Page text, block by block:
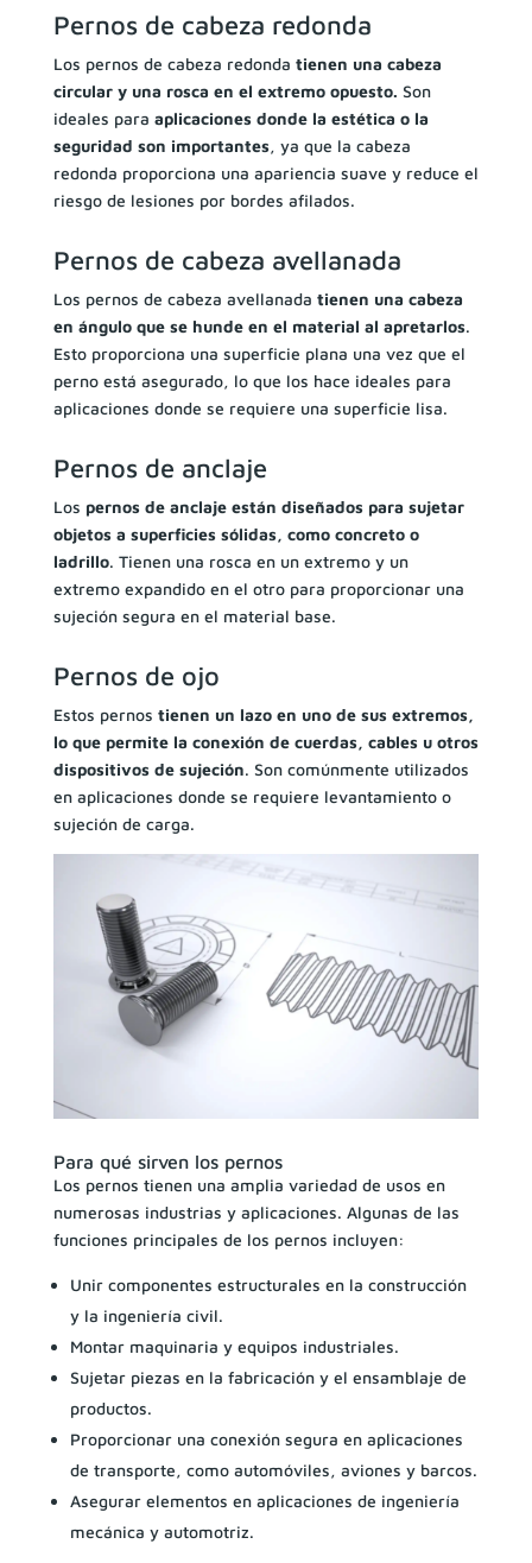
Pernos de cabeza redonda
Los pernos de cabeza redonda tienen una cabeza
circular y una rosca en el extremo opuesto. Son
ideales para aplicaciones donde la estética o la
seguridad son importantes, ya que la cabeza
redonda proporciona una apariencia suave y reduce el
riesgo de lesiones por bordes afilados.
Pernos de cabeza avellanada
Los pernos de cabeza avellanada tienen una cabeza
en ángulo que se hunde en el material al apretarlos.
Esto proporciona una superficie plana una vez que el
perno está asegurado, lo que los hace ideales para
aplicaciones donde se requiere una superficie lisa.
Pernos de anclaje
Los pernos de anclaje están diseñados para sujetar
objetos a superficies sólidas, como concreto o
ladrillo. Tienen una rosca en un extremo y un
extremo expandido en el otro para proporcionar una
sujeción segura en el material base.
Pernos de ojo
Estos pernos tienen un lazo en uno de sus extremos,
lo que permite la conexión de cuerdas, cables u otros
dispositivos de sujeción. Son comúnmente utilizados
en aplicaciones donde se requiere levantamiento o
sujeción de carga.
Para qué sirven los pernos
Los pernos tienen una amplia variedad de usos en
numerosas industrias y aplicaciones. Algunas de las
funciones principales de los pernos incluyen:
Unir componentes estructurales en la construcción
y la ingeniería civil.
Montar maquinaria y equipos industriales.
Sujetar piezas en la fabricación y el ensamblaje de
productos.
Proporcionar una conexión segura en aplicaciones
de transporte, como automóviles, aviones y barcos.
Asegurar elementos en aplicaciones de ingeniería
mecánica y automotriz.